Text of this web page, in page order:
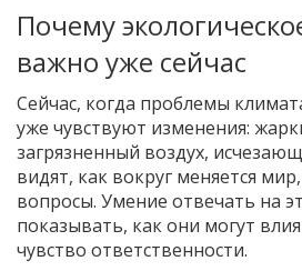
Почему
важно уже сейчас
Сейчас, когда проблемы
уже чувствуют изменения:
загрязненный воздух,
видят, как вокруг меняется
вопросы. Умение отвечать на
показывать, как они могут
чувство ответственности.